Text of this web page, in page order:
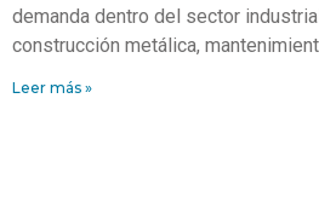
demanda dentro del sector
construcción metálica,
Leer más »